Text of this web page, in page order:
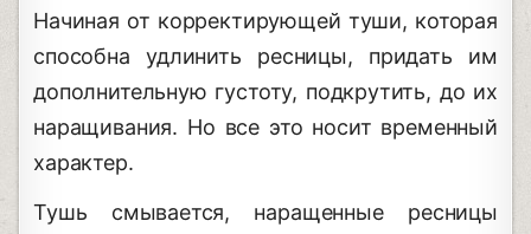
Начиная от корректирующей туши, которая
способна удлинить ресницы, придать им
дополнительную густоту, подкрутить, до их
наращивания. Но все это носит временный
характер.
Тушь смывается, наращенные ресницы